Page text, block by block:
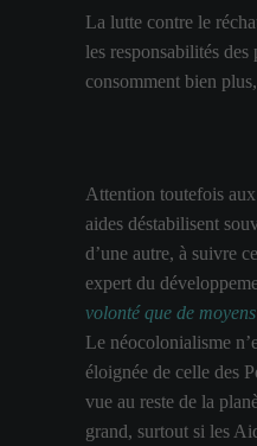
La lutte contre le
les responsabilités
consomment bien
Attention toutefois
aides déstabilisent
d’une autre, à suivre
expert du
volonté que de
Le néocolonialisme
éloignée de celle des
vue au reste de la
grand, surtout si les